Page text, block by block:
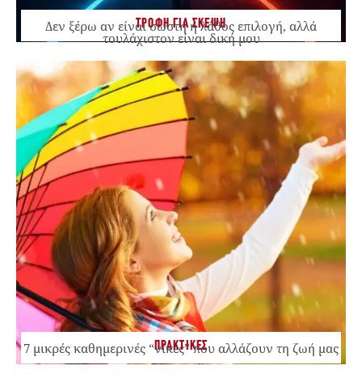
ΤΡΟΦΗ ΓΙΑ ΣΚΕΨΗ
Δεν ξέρω αν είναι σωστή ή λάθος επιλογή, αλλά
τουλάχιστον είναι δική μου
ΠΡΑΚΤΙΚΕΣ
7 μικρές καθημερινές “νίκες” που αλλάζουν τη ζωή μας